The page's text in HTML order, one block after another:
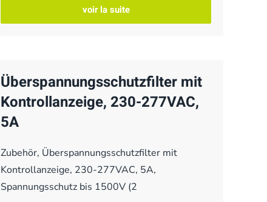
voir la suite
Überspannungsschutzfilter mit
Kontrollanzeige, 230-277VAC,
5A
Zubehör, Überspannungsschutzfilter mit
Kontrollanzeige, 230-277VAC, 5A,
Spannungsschutz bis 1500V (2